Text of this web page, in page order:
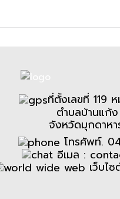
ที่ตั้งเลขที่ 119
ตำบลบ้านแก้ง อำ
จังหวัดมุกดาหา
โทรศัพท์.
อีเมล :
เว็บไ